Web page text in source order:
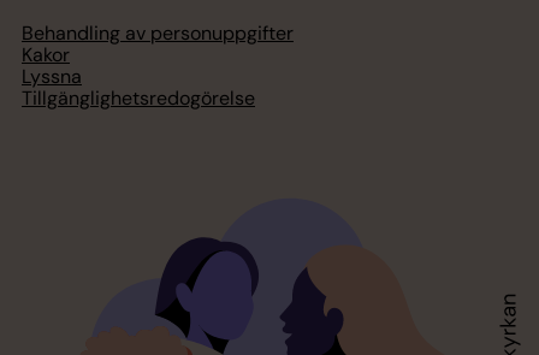
Behandling av personuppgifter
Kakor
Lyssna
Tillgänglighetsredogörelse